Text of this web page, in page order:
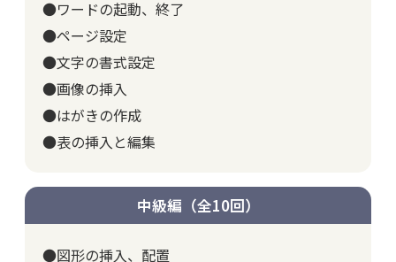
●ワードの起動、終了
●ページ設定
●文字の書式設定
●画像の挿入
●はがきの作成
●表の挿入と編集
中級編（全10回）
●図形の挿入、配置